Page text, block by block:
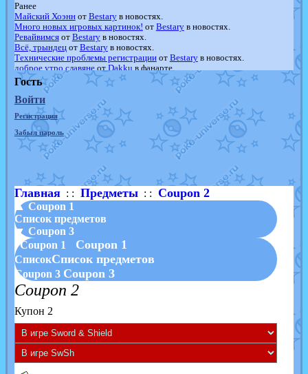
Ранее
Майский Хоэннот Bestaryв новостях.
Много новых игровых картинок! от Bestaryв новостях.
Ревайвимсяот Bestaryв новостях.
Всё, трындецот Bestaryв новостях.
Технические проблемы регистрацииот Bestaryв новостях.
доброе утро славянеот Dakku в фанарте.
Йолда и МимикьюотMavisNyanCatв фанарте.
Недовольный котомангуст
в фанарте.
The Dark Wishmaker
отRandomon
шадоу спиритомб
отilovearceus
в фанарте.
траббишотilovearceusв фанарте.
Raging BoltотGraceDaFox
Shadow mismagiusотJOK_julia
в фанарте.
художникот vicavicaв фанарте.
Гость
Войти
Регистрация
Забыл пароль
Главная: : Предметы: : Coupon 2
▲ Coupon 1
Список предметов
▼ Coupon 3
Coupon 1
Coupon 1
СписокСписок предметов
Coupon 3 Coupon 3
Coupon 2
Купон 2